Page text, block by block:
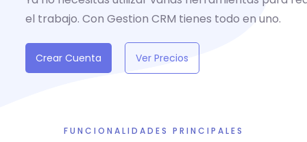
el trabajo. Con Gestion CRM tienes todo en uno.
Crear Cuenta Ver Precios
FUNCIONALIDADES PRINCIPALES